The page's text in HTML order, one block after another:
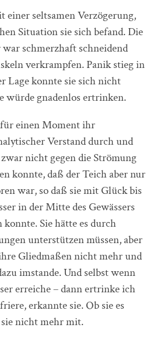
einer seltsamen Verzögerung,
Situation sie sich befand. Die
war schmerzhaft schneidend
verkrampfen. Panik stieg in
Lage konnte sie sich nicht
würde gnadenlos ertrinken.
einen Moment ihr
Verstand durch und
nicht gegen die Strömung
konnte, daß der Teich aber nur
war, so daß sie mit Glück bis
in der Mitte des Gewässers
Sie hätte es durch
unterstützen müssen, aber
Gliedmaßen nicht mehr und
imstande. Und selbst wenn
erreiche – dann ertrinke ich
erkannte sie. Ob sie es
nicht mehr mit.